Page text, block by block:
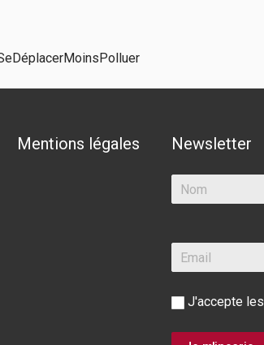
Mentions légales Newsletter
J'accepte les